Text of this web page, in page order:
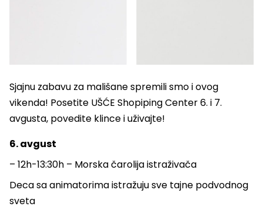
Sjajnu zabavu za mališane spremili smo i ovog
vikenda! Posetite UŠĆE Shopiping Center 6. i 7.
avgusta, povedite klince i uživajte!
6. avgust
– 12h-13:30h – Morska čarolija istraživača
Deca sa animatorima istražuju sve tajne podvodnog
sveta